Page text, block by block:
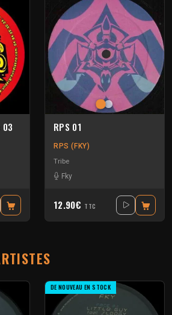
RPS 01
RPS (FKY)
Tribe
Fky
12.90€ TTC
DE NOUVEAU EN STOCK